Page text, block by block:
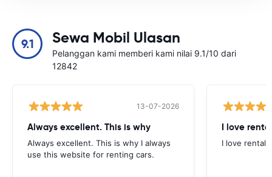
9.1 Sewa Mobil Ulasan
Pelanggan kami memberi kami nilai 9.1/10 dari
12842
13-07-2026
Always excellent. This is why
Always excellent. This is why I always
use this website for renting cars.
I love
I love rental